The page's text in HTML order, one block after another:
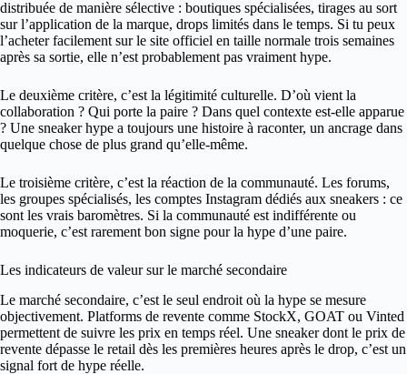
distribuée de manière sélective : boutiques spécialisées, tirages au sort
sur l’application de la marque, drops limités dans le temps. Si tu peux
l’acheter facilement sur le site officiel en taille normale trois semaines
après sa sortie, elle n’est probablement pas vraiment hype.
Le deuxième critère, c’est la légitimité culturelle. D’où vient la
collaboration ? Qui porte la paire ? Dans quel contexte est-elle apparue
? Une sneaker hype a toujours une histoire à raconter, un ancrage dans
quelque chose de plus grand qu’elle-même.
Le troisième critère, c’est la réaction de la communauté. Les forums,
les groupes spécialisés, les comptes Instagram dédiés aux sneakers : ce
sont les vrais baromètres. Si la communauté est indifférente ou
moquerie, c’est rarement bon signe pour la hype d’une paire.
Les indicateurs de valeur sur le marché secondaire
Le marché secondaire, c’est le seul endroit où la hype se mesure
objectivement. Platforms de revente comme StockX, GOAT ou Vinted
permettent de suivre les prix en temps réel. Une sneaker dont le prix de
revente dépasse le retail dès les premières heures après le drop, c’est un
signal fort de hype réelle.